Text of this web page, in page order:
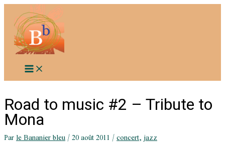
contenu
Road to music #2 – Tribute to
Mona
Parle Bananier bleu/20 août 2011/concert,jazz